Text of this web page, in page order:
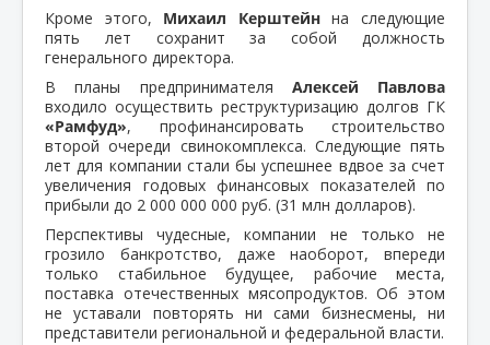
Кроме этого, Михаил Керштейнна следующие
пять лет сохранит за собой должность
генерального директора.
В планы предпринимателя Алексей Павлова
входило осуществить реструктуризацию долгов ГК
«Рамфуд», профинансировать строительство
второй очереди свинокомплекса. Следующие пять
лет для компании стали бы успешнее вдвое за счет
увеличения годовых финансовых показателей по
прибыли до 2 000 000 000 руб. (31 млн долларов).
Перспективы чудесные, компании не только не
грозило банкротство, даже наоборот, впереди
только стабильное будущее, рабочие места,
поставка отечественных мясопродуктов. Об этом
не уставали повторять ни сами бизнесмены, ни
представители региональной и федеральной власти.